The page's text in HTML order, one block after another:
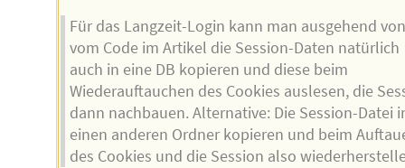
Für das Langzeit-Login kann man ausgehend von
vom Code im Artikel die Session-Daten natürlich
auch in eine DB kopieren und diese beim
Wiederauftauchen des Cookies auslesen, die
dann nachbauen. Alternative: Die Session-Datei
einen anderen Ordner kopieren und beim
des Cookies und die Session also